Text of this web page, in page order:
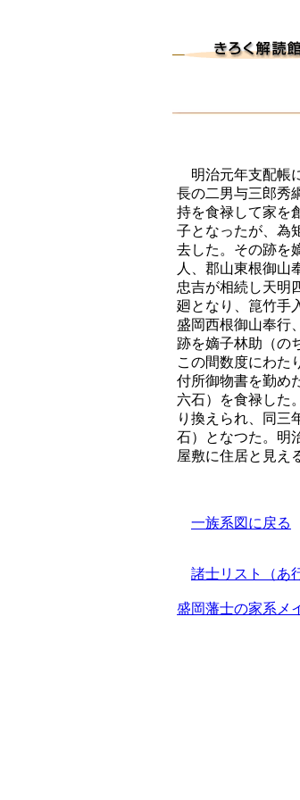
明治元年支配帳
長の二男与三郎秀
持を食禄して家を
子となったが、為
去した。その跡を
人、郡山東根御山
忠吉が相続し天明
廻となり、箟竹手
盛岡西根御山奉行
跡を嫡子林助（の
この間数度にわた
付所御物書を勤め
六石）を食禄した
り換えられ、同三
石）となつた。明
屋敷に住居と見え
一族系図に戻る
諸士リスト（あ
盛岡藩士の家系メ